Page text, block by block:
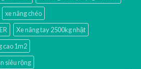
xe nâng chéo
Xe nâng tay 2500kg nhật
cao 1m2
siêu rộng